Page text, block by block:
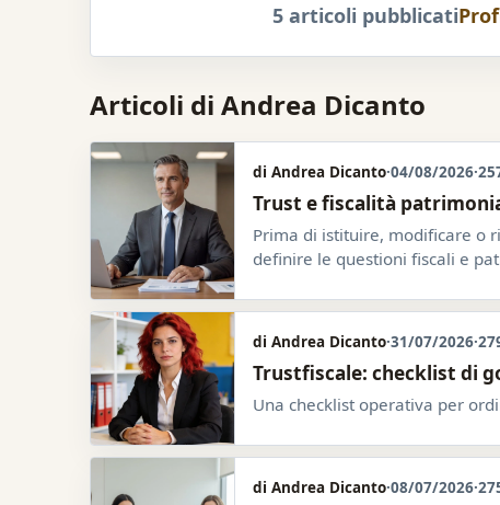
5 articoli pubblicati
Articoli di Andrea Dicanto
di Andrea Dicanto·04/08/2026·
Trust e fiscalità
Prima di istituire, modificare o
definire le questioni fiscali e
di Andrea Dicanto·31/07/2026·
Trustfiscale: checklist di
Una checklist operativa per
di Andrea Dicanto·08/07/2026·